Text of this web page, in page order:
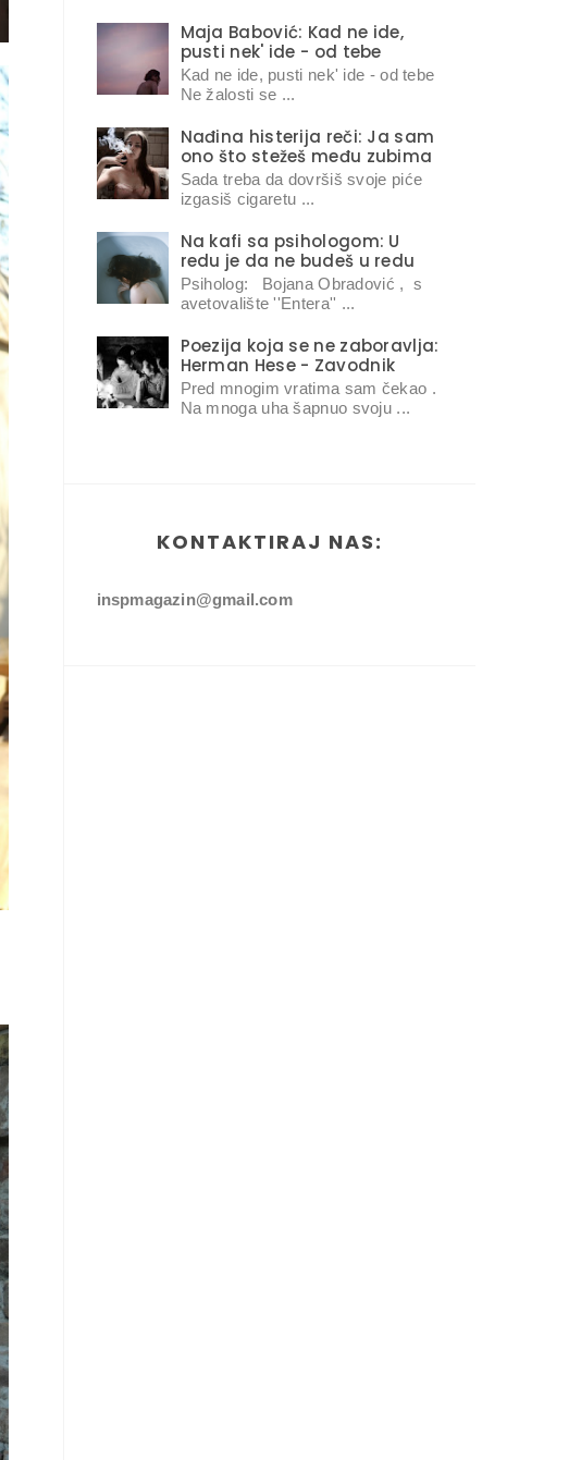
Maja Babović: Kad ne ide,
pusti nek' ide - od tebe
Kad ne ide, pusti nek' ide - od tebe
Ne žalosti se ...
Nađina histerija reči: Ja sam
ono što stežeš među zubima
Sada treba da dovršiš svoje piće
izgasiš cigaretu ...
Na kafi sa psihologom: U
redu je da ne budeš u redu
Psiholog: Bojana Obradović , s
avetovalište ''Entera'' ...
Poezija koja se ne zaboravlja:
Herman Hese - Zavodnik
Pred mnogim vratima sam čekao .
Na mnoga uha šapnuo svoju ...
KONTAKTIRAJ NAS:
inspmagazin@gmail.com